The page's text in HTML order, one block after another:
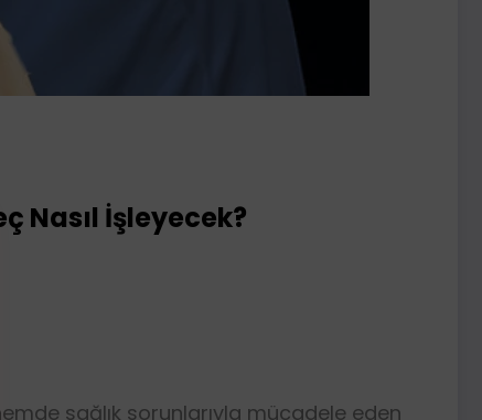
Nasıl İşleyecek?
sağlık sorunlarıyla mücadele eden